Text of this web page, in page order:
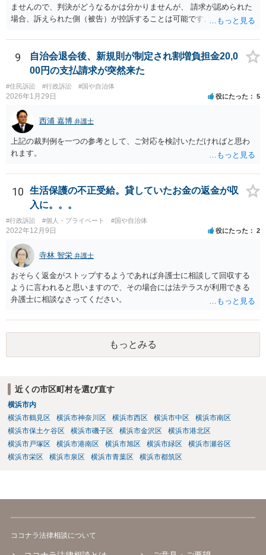
ませんので、判決がどうなるかは分かりませんが、 請求が認められた
場合、訴えられた側（被告）が控訴することは可能です。 控訴が認め
はできます。 実際に被告に資産がないとなれば、判決で請求が認めら
れたとしても、回収はできません。
9
自治会退会後、新規則が制定され割増負担金20,0
00円の支払請求が突然来た
#住民訴訟 #行政訴訟 #国や自治体
2026年1月29日 役にたった 5
西浦 嘉博 弁護士
上記の裁判例を一つの参考として、ご対応を検討いただければと思わ
れます。
10
生活保護の不正受給。貸していたお金の返金が収
入に。。。
#行政訴訟 #個人・プライベート #国や自治体
2022年12月9日 役にたった 2
寺林 智栄 弁護士
おそらく返金がストップするようであれば弁護士に相談して回収する
ように言われると思いますので、その場合には法テラスが利用できる
弁護士に相談なさってください。
もっとみる
近くの市区町村を選び直す
横浜市内
横浜市鶴見区
横浜市神奈川区 横浜市西区 横浜市中区
横浜市南区
横浜市保土ケ谷区
横浜市磯子区 横浜市金沢区
横浜市港北区
横浜市戸塚区
横浜市港南区 横浜市旭区 横浜市緑区
横浜市瀬谷区
横浜市栄区
横浜市泉区 横浜市青葉区 横浜市都筑区
ココナラ法律相談について